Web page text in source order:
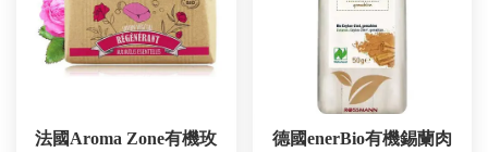
法國Aroma Zone有機玫
德國enerBio有機錫蘭肉